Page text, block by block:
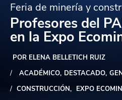
Feria de minería y
Profesores del
en la Expo
POR ELENA BELLETICH RUIZ
ACADÉMICO DESTACADO
CONSTRUCCIÓN
EXPO ECOMIN